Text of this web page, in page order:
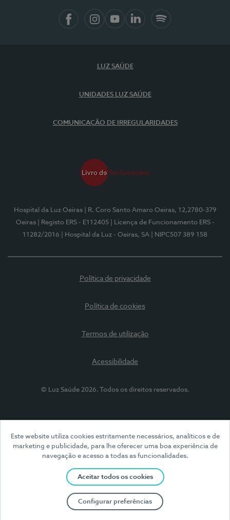
Este website utiliza cookies estritamente necessários, analíticos e de
marketing e publicidade, para lhe oferecer uma boa experiência de
navegação e acesso a todas as funcionalidades.
Aceitar todos os cookies
Configurar preferências
LUZ SAÚDE
UNIDADES LUZ SAÚDE
COMUNICAÇÃO DE IRREGULARIDADES
Hospital da Luz Oeiras
| R. Coro Santo Amaro Oeiras, 12,2780-379
Oeiras
| Registo ERS - E112405
| Licença de Funcionamento ERS -
11282/2016
| Hospital da Luz - Oeiras, SA | NIPC507 389 158
Política de privacidade
Política de cookies
Termos de utilização
Acessibilidade
© Luz Saúde 2026. Todos os direitos reservados.